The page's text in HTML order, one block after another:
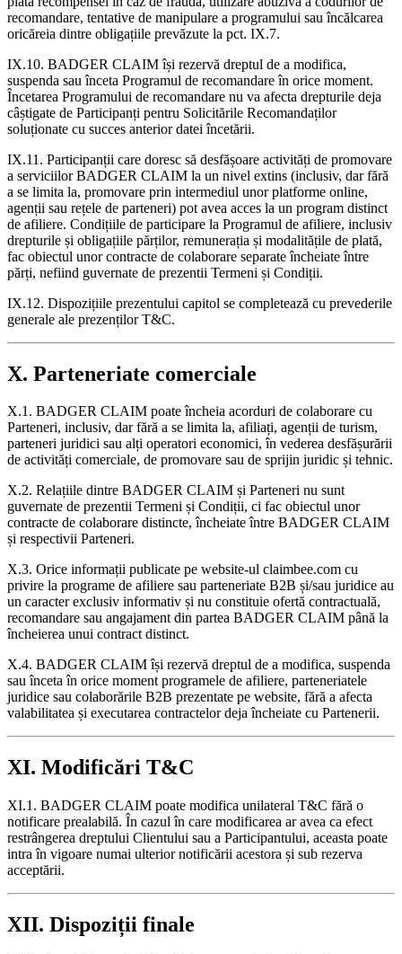
recomandare, tentative de manipulare a programului sau încălcarea
oricăreia dintre obligațiile prevăzute la pct. IX.7.
IX.10. BADGER CLAIM își rezervă dreptul de a modifica,
suspenda sau înceta Programul de recomandare în orice moment.
Încetarea Programului de recomandare nu va afecta drepturile deja
câștigate de Participanți pentru Solicitările Recomandaților
soluționate cu succes anterior datei încetării.
IX.11. Participanții care doresc să desfășoare activități de promovare
a serviciilor BADGER CLAIM la un nivel extins (inclusiv, dar fără
a se limita la, promovare prin intermediul unor platforme online,
agenții sau rețele de parteneri) pot avea acces la un program distinct
de afiliere. Condițiile de participare la Programul de afiliere, inclusiv
drepturile și obligațiile părților, remunerația și modalitățile de plată,
fac obiectul unor contracte de colaborare separate încheiate între
părți, nefiind guvernate de prezentii Termeni și Condiții.
IX.12. Dispozițiile prezentului capitol se completează cu prevederile
generale ale prezenților T&C.
X. Parteneriate comerciale
X.1. BADGER CLAIM poate încheia acorduri de colaborare cu
Parteneri, inclusiv, dar fără a se limita la, afiliați, agenții de turism,
parteneri juridici sau alți operatori economici, în vederea desfășurării
de activități comerciale, de promovare sau de sprijin juridic și tehnic.
X.2. Relațiile dintre BADGER CLAIM și Parteneri nu sunt
guvernate de prezentii Termeni și Condiții, ci fac obiectul unor
contracte de colaborare distincte, încheiate între BADGER CLAIM
și respectivii Parteneri.
X.3. Orice informații publicate pe website-ul claimbee.com cu
privire la programe de afiliere sau parteneriate B2B și/sau juridice au
un caracter exclusiv informativ și nu constituie ofertă contractuală,
recomandare sau angajament din partea BADGER CLAIM până la
încheierea unui contract distinct.
X.4. BADGER CLAIM își rezervă dreptul de a modifica, suspenda
sau înceta în orice moment programele de afiliere, parteneriatele
juridice sau colaborările B2B prezentate pe website, fără a afecta
valabilitatea și executarea contractelor deja încheiate cu Partenerii.
XI. Modificări T&C
XI.1. BADGER CLAIM poate modifica unilateral T&C fără o
notificare prealabilă. În cazul în care modificarea ar avea ca efect
restrângerea dreptului Clientului sau a Participantului, aceasta poate
intra în vigoare numai ulterior notificării acestora și sub rezerva
acceptării.
XII. Dispoziții finale